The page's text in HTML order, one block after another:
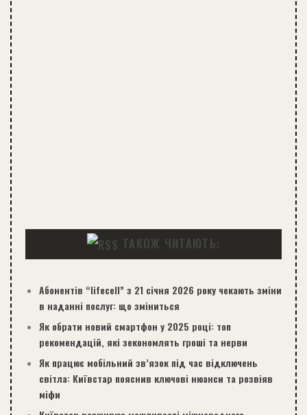
ТАКОЖ ЧИТАЮТЬ:
Абонентів “lifecell” з 21 січня 2026 року чекають зміни
в наданні послуг: що зміниться
Як обрати новий смартфон у 2025 році: топ
рекомендацій, які зекономлять гроші та нерви
Як працює мобільний зв’язок під час відключень
світла: Київстар пояснив ключові нюанси та розвіяв
міфи